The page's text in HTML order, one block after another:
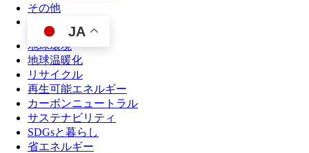
その他
JA
地球環境
地球温暖化
リサイクル
再生可能エネルギー
カーボンニュートラル
サステナビリティ
SDGsと暮らし
省エネルギー